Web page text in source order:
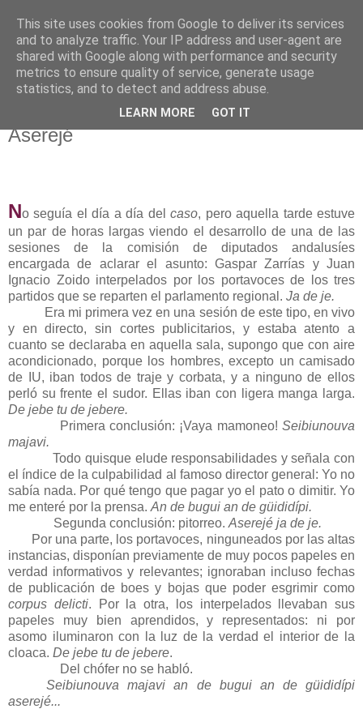
El pisapapeles de Karlsbad
Páginas de un escritor rural
viernes, 26 de octubre de 2012
Aserejé
No seguía el día a día delcaso, pero aquella tarde estuve
un par de horas largas viendo el desarrollo de una de las
sesiones de la comisión de diputados andalusíes
encargada de aclarar el asunto: Gaspar Zarrías y Juan
Ignacio Zoido interpelados por los portavoces de los tres
partidos que se reparten el parlamento regional. Ja de je.
Era mi primera vez en una sesión de este tipo, en vivo
y en directo, sin cortes publicitarios, y estaba atento a
cuanto se declaraba en aquella sala, supongo que con aire
acondicionado, porque los hombres, excepto un camisado
de IU, iban todos de traje y corbata, y a ninguno de ellos
perló su frente el sudor. Ellas iban con ligera manga larga.
De jebe tu de jebere.
Primera conclusión: ¡Vaya mamoneo! Seibiunouva
majavi.
Todo quisque elude responsabilidades y señala con
el índice de la culpabilidad al famoso director general: Yo no
sabía nada. Por qué tengo que pagar yo el pato o dimitir. Yo
me enteré por la prensa. An de bugui an de güididípi.
Segunda conclusión: pitorreo. Aserejé ja de je.
Por una parte, los portavoces, ninguneados por las altas
instancias, disponían previamente de muy pocos papeles en
verdad informativos y relevantes; ignoraban incluso fechas
de publicación de boes y bojas que poder esgrimir como
corpus delicti. Por la otra, los interpelados llevaban sus
papeles muy bien aprendidos, y representados: ni por
asomo iluminaron con la luz de la verdad el interior de la
cloaca. De jebe tu de jebere.
Del chófer no se habló.
Seibiunouva majavi an de bugui an de güididípi
aserejé...
This site uses cookies from Google to deliver its services
and to analyze traffic. Your IP address and user-agent are
shared with Google along with performance and security
metrics to ensure quality of service, generate usage
statistics, and to detect and address abuse.
LEARN MORE GOT IT